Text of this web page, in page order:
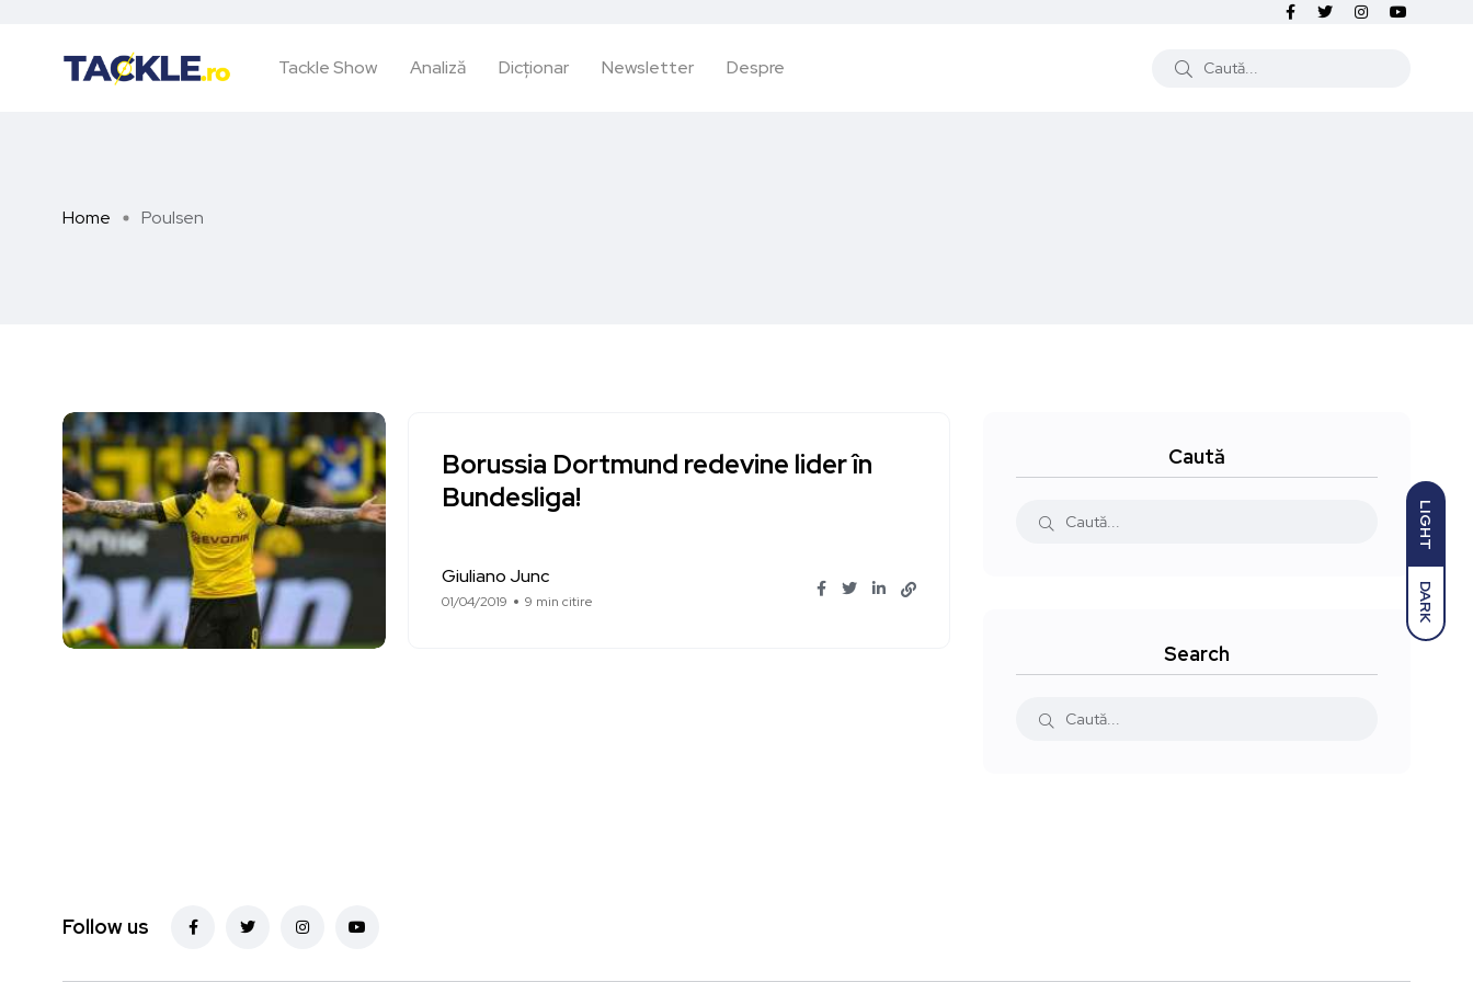
LIGHT
DARK
Tackle Show Analiză Dicționar Newsletter Despre
Home Poulsen
Borussia Dortmund redevine lider în
Bundesliga!
Giuliano Junc
01/04/2019 9 min citire
Caută
Search
Follow us